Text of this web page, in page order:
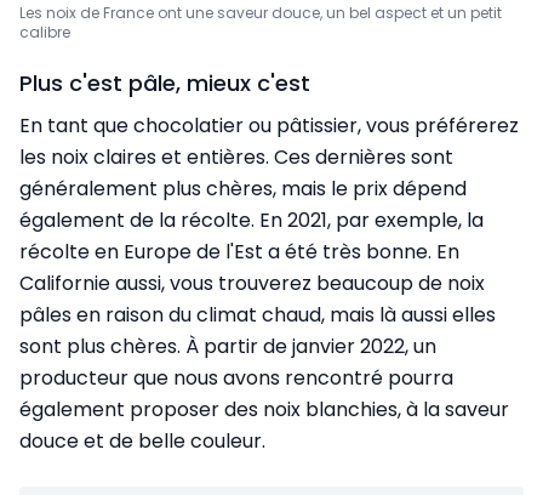
Les noix de France ont une saveur douce, un bel aspect et un petit
calibre
Plus c'est pâle, mieux c'est
En tant que chocolatier ou pâtissier, vous préférerez
les noix claires et entières. Ces dernières sont
généralement plus chères, mais le prix dépend
également de la récolte. En 2021, par exemple, la
récolte en Europe de l'Est a été très bonne. En
Californie aussi, vous trouverez beaucoup de noix
pâles en raison du climat chaud, mais là aussi elles
sont plus chères. À partir de janvier 2022, un
producteur que nous avons rencontré pourra
également proposer des noix blanchies, à la saveur
douce et de belle couleur.